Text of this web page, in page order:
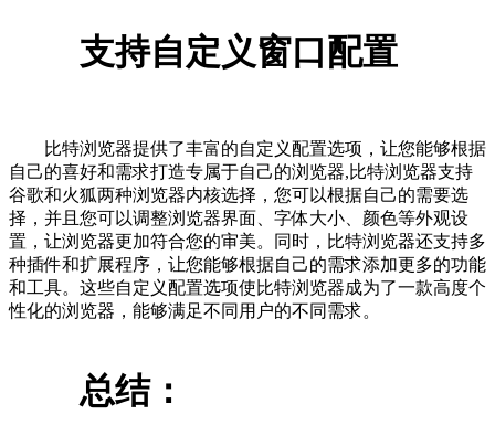
支持自定义窗口配置
比特浏览器提供了丰富的自定义配置选项，让您能够根据
自己的喜好和需求打造专属于自己的浏览器,比特浏览器支持
谷歌和火狐两种浏览器内核选择，您可以根据自己的需要选
择，并且您可以调整浏览器界面、字体大小、颜色等外观设
置，让浏览器更加符合您的审美。同时，比特浏览器还支持多
种插件和扩展程序，让您能够根据自己的需求添加更多的功能
和工具。这些自定义配置选项使比特浏览器成为了一款高度个
性化的浏览器，能够满足不同用户的不同需求。
总结：